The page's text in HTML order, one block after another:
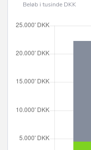
Beløb i tusinde DKK